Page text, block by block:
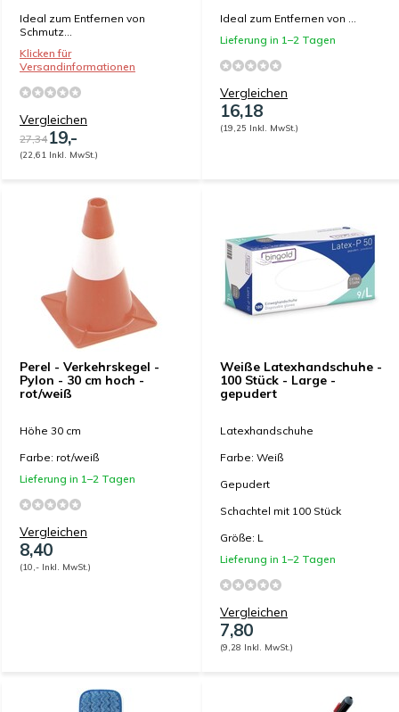
Ideal zum Entfernen von
Schmutz...
Klicken für
Versandinformationen
Vergleichen
27,3419,-
(22,61 Inkl. MwSt.)
Ideal zum Entfernen von ...
Lieferung in 1–2 Tagen
Vergleichen
16,18
(19,25 Inkl. MwSt.)
Perel - Verkehrskegel -
Pylon - 30 cm hoch -
rot/weiß
Höhe 30 cm
Farbe: rot/weiß
Lieferung in 1–2 Tagen
Vergleichen
8,40
(10,- Inkl. MwSt.)
Weiße Latexhandschuhe -
100 Stück - Large -
gepudert
Latexhandschuhe
Farbe: Weiß
Gepudert
Schachtel mit 100 Stück
Größe: L
Lieferung in 1–2 Tagen
Vergleichen
7,80
(9,28 Inkl. MwSt.)